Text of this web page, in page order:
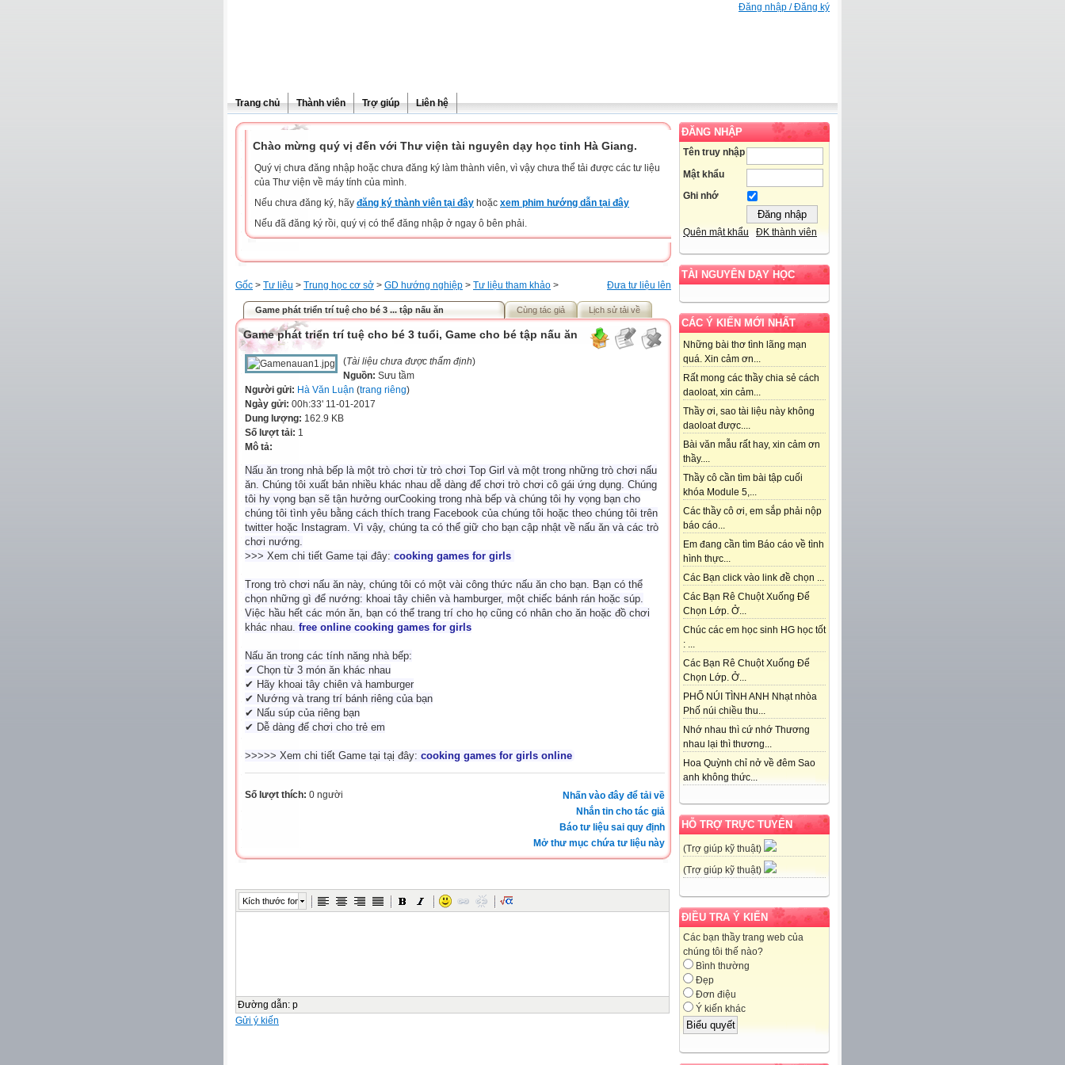
Đăng nhập / Đăng ký
Trang chủ Thành viên Trợ giúp Liên hệ
ĐĂNG NHẬP
Tên truy nhập
Mật khẩu
Ghi nhớ
Quên mật khẩu ĐK thành viên
TÀI NGUYÊN DẠY HỌC
CÁC Ý KIẾN MỚI NHẤT
Những bài thơ tình lãng mạn
quá. Xin cảm ơn...
Rất mong các thầy chia sẻ cách
daoloat, xin cảm...
Thầy ơi, sao tài liệu này không
daoloat được....
Bài văn mẫu rất hay, xin cảm ơn
thầy....
Thầy cô cần tìm bài tập cuối
khóa Module 5,...
Các thầy cô ơi, em sắp phải nộp
báo cáo...
Em đang cần tìm Báo cáo về tình
hình thực...
Các Bạn click vào link đề chọn ...
Các Bạn Rê Chuột Xuống Để
Chọn Lớp. Ở...
Chúc các em học sinh HG học tốt
: ...
Các Bạn Rê Chuột Xuống Để
Chọn Lớp. Ở...
PHỐ NÚI TÌNH ANH Nhạt nhòa
Phố núi chiều thu...
Nhớ nhau thì cứ nhớ Thương
nhau lại thì thương...
Hoa Quỳnh chỉ nở về đêm Sao
anh không thức...
HỖ TRỢ TRỰC TUYẾN
(Trợ giúp kỹ thuật)
(Trợ giúp kỹ thuật)
ĐIỀU TRA Ý KIẾN
Các bạn thầy trang web của
chúng tôi thế nào?
Bình thường
Đẹp
Đơn điệu
Ý kiến khác
Chào mừng quý vị đến với Thư viện tài nguyên dạy học tỉnh Hà Giang.
Quý vị chưa đăng nhập hoặc chưa đăng ký làm thành viên, vì vậy chưa thể tải được các tư liệu
của Thư viện về máy tính của mình.
Nếu chưa đăng ký, hãy đăng ký thành viên tại đây hoặc xem phim hướng dẫn tại đây
Nếu đã đăng ký rồi, quý vị có thể đăng nhập ở ngay ô bên phải.
Đưa tư liệu lên
Gốc > Tư liệu > Trung học cơ sở > GD hướng nghiệp > Tư liệu tham khảo >
Game phát triển trí tuệ cho bé 3 ... tập nấu ăn Cùng tác giả Lịch sử tải về
Game phát triển trí tuệ cho bé 3 tuổi, Game cho bé tập nấu ăn
(Tài liệu chưa được thẩm định)
Nguồn: Sưu tầm
Người gửi: Hà Văn Luận (trang riêng)
Ngày gửi: 00h:33' 11-01-2017
Dung lượng: 162.9 KB
Số lượt tải: 1
Mô tả:
Nấu ăn trong nhà bếp là một trò chơi từ trò chơi Top Girl và một trong những trò chơi nấu
ăn. Chúng tôi xuất bản nhiều khác nhau dễ dàng để chơi trò chơi cô gái ứng dụng. Chúng
tôi hy vọng bạn sẽ tận hưởng ourCooking trong nhà bếp và chúng tôi hy vọng bạn cho
chúng tôi tình yêu bằng cách thích trang Facebook của chúng tôi hoặc theo chúng tôi trên
twitter hoặc Instagram. Vì vậy, chúng ta có thể giữ cho bạn cập nhật về nấu ăn và các trò
chơi nướng.
>>> Xem chi tiết Game tại đây: cooking games for girls
Trong trò chơi nấu ăn này, chúng tôi có một vài công thức nấu ăn cho bạn. Bạn có thể
chọn những gì để nướng: khoai tây chiên và hamburger, một chiếc bánh rán hoặc súp.
Việc hầu hết các món ăn, bạn có thể trang trí cho họ cũng có nhân cho ăn hoặc đồ chơi
khác nhau. free online cooking games for girls
Nấu ăn trong các tính năng nhà bếp:
✔ Chọn từ 3 món ăn khác nhau
✔ Hãy khoai tây chiên và hamburger
✔ Nướng và trang trí bánh riêng của bạn
✔ Nấu súp của riêng bạn
✔ Dễ dàng để chơi cho trẻ em
>>>>> Xem chi tiết Game tại tạị đây: cooking games for girls online
Nhấn vào đây để tải về
Nhắn tin cho tác giả
Báo tư liệu sai quy định
Mở thư mục chứa tư liệu này
Số lượt thích: 0 người
Kích thước font
Đường dẫn: p
Gửi ý kiến